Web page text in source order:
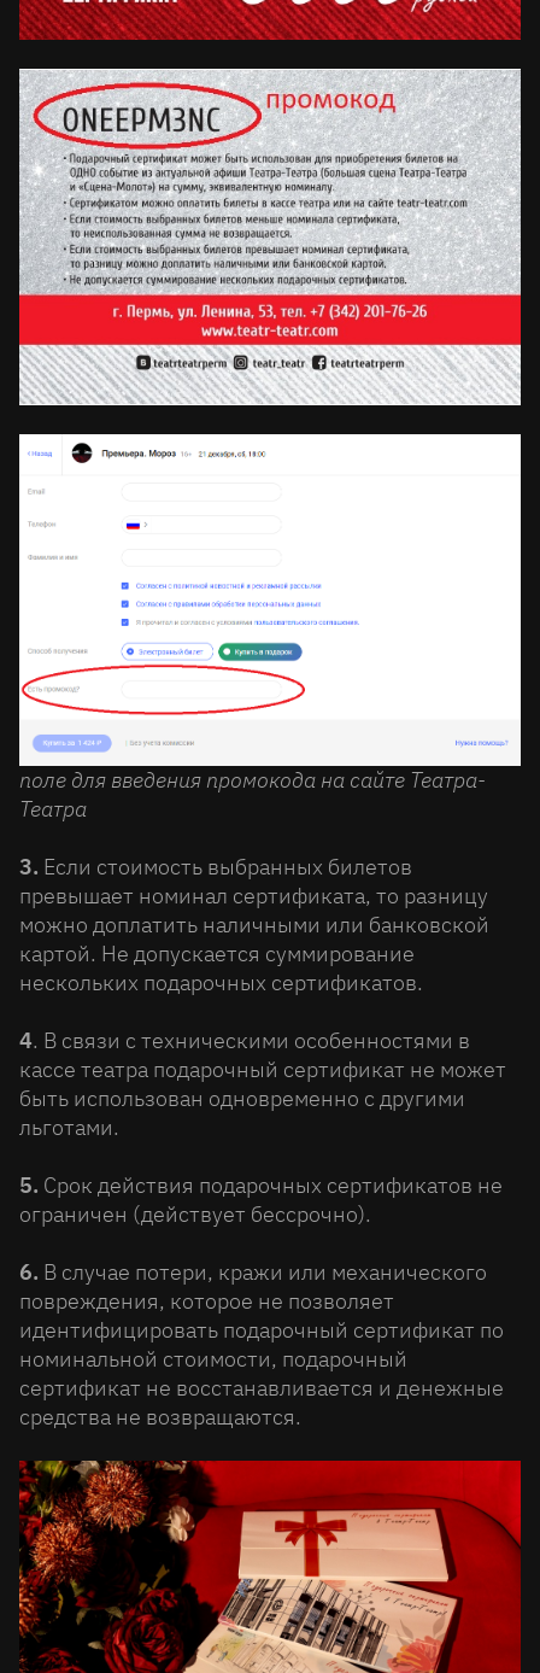
поле для введения промокода на сайте Театра-
Театра
3. Если стоимость выбранных билетов
превышает номинал сертификата, то разницу
можно доплатить наличными или банковской
картой. Не допускается суммирование
нескольких подарочных сертификатов.
4. В связи с техническими особенностями в
кассе театра подарочный сертификат не может
быть использован одновременно с другими
льготами.
5. Срок действия подарочных сертификатов не
ограничен (действует бессрочно).
6. В случае потери, кражи или механического
повреждения, которое не позволяет
идентифицировать подарочный сертификат по
номинальной стоимости, подарочный
сертификат не восстанавливается и денежные
средства не возвращаются.